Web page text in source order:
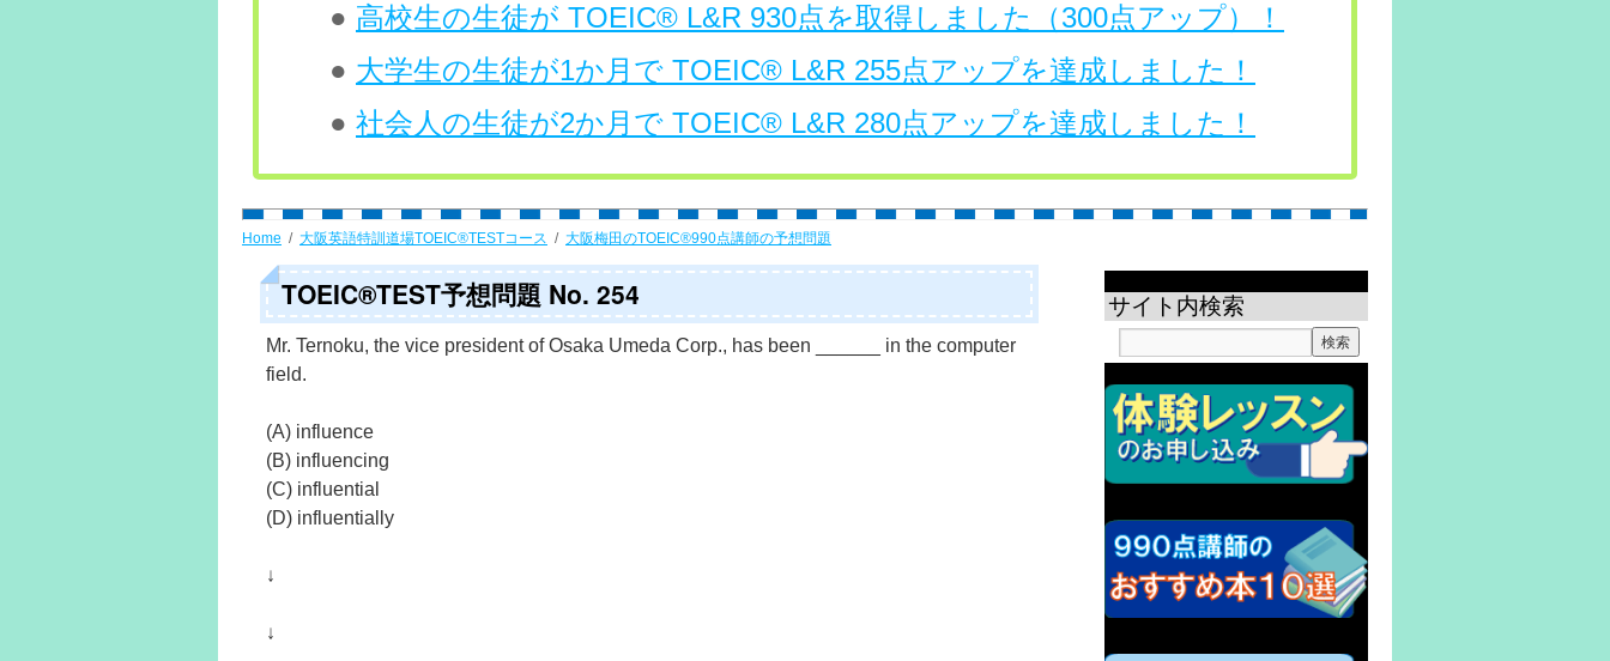
● 高校生の生徒が TOEIC® L&R 930点を取得しました（300点アップ）！
● 大学生の生徒が1か月で TOEIC® L&R 255点アップを達成しました！
● 社会人の生徒が2か月で TOEIC® L&R 280点アップを達成しました！
Home 大阪英語特訓道場TOEIC®TESTコース 大阪梅田のTOEIC®990点講師の予想問題
TOEIC®TEST予想問題 No. 254
Mr. Ternoku, the vice president of Osaka Umeda Corp., has been ______ in the computer
field.
(A) influence
(B) influencing
(C) influential
(D) influentially
↓
↓
サイト内検索